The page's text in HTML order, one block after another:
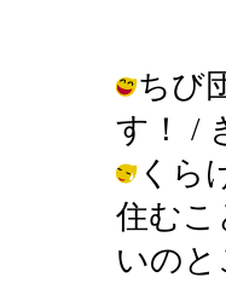
ちび
す！ /
くら
住むこ
いの